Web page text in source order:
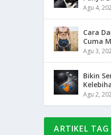
Agu 4,
Cara
Cuma
Agu 3,
Bikin
Agu 2,
ARTIKEL TAG